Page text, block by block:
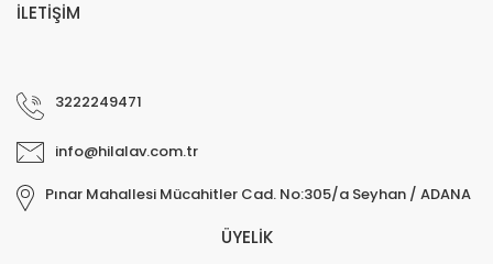
İLETİŞİM
3222249471
info@hilalav.com.tr
Pınar Mahallesi Mücahitler Cad. No:305/a Seyhan / ADANA
ÜYELİK